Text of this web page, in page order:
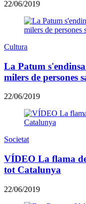
22/06/2019
Cultura
La Patum
milers de persones
22/06/2019
Societat
VÍDEO La flama
tot Catalunya
22/06/2019